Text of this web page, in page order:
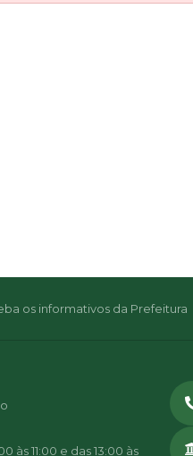
os informativos da Prefeitura
às 11:00 e das 13:00 às